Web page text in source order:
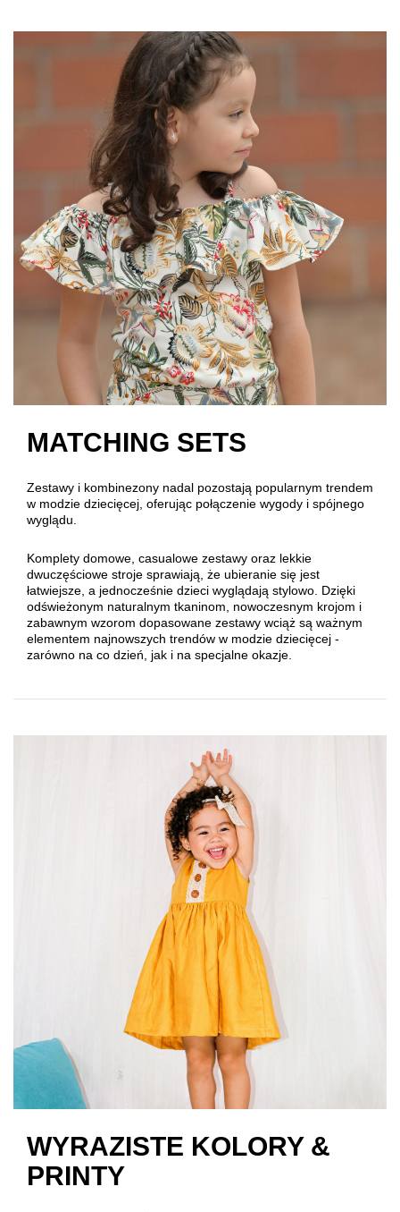
MATCHING SETS
Zestawy i kombinezony nadal pozostają popularnym trendem
w modzie dziecięcej, oferując połączenie wygody i spójnego
wyglądu.
Komplety domowe, casualowe zestawy oraz lekkie
dwuczęściowe stroje sprawiają, że ubieranie się jest
łatwiejsze, a jednocześnie dzieci wyglądają stylowo. Dzięki
odświeżonym naturalnym tkaninom, nowoczesnym krojom i
zabawnym wzorom dopasowane zestawy wciąż są ważnym
elementem najnowszych trendów w modzie dziecięcej -
zarówno na co dzień, jak i na specjalne okazje.
WYRAZISTE KOLORY &
PRINTY